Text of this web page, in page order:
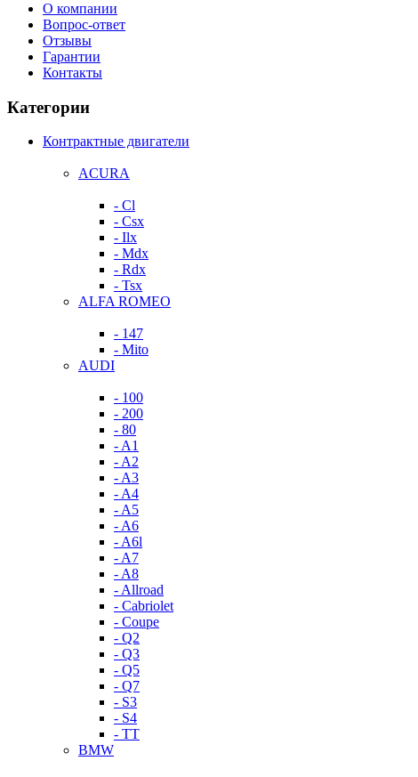
О компании
Вопрос-ответ
Отзывы
Гарантии
Контакты
Категории
Контрактные двигатели
ACURA
- Cl
- Csx
- Ilx
- Mdx
- Rdx
- Tsx
ALFA ROMEO
- 147
- Mito
AUDI
- 100
- 200
- 80
- A1
- A2
- A3
- A4
- A5
- A6
- A6l
- A7
- A8
- Allroad
- Cabriolet
- Coupe
- Q2
- Q3
- Q5
- Q7
- S3
- S4
- TT
BMW